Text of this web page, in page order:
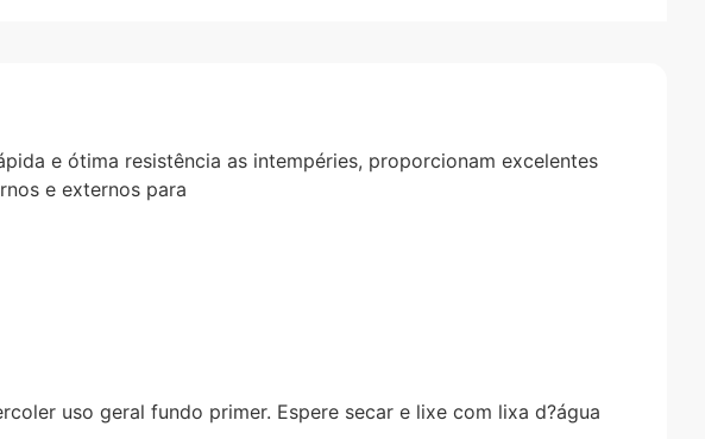
e ótima resistência as intempéries, proporcionam excelentes
e externos para
uso geral fundo primer. Espere secar e lixe com lixa d?água